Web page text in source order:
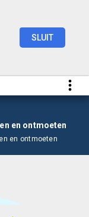
SLUIT
en ontmoeten
en ontmoeten